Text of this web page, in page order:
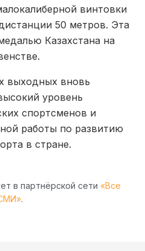
винтовки
50 метров. Эта
Казахстана на
выходных вновь
уровень
спортсменов и
работы по развитию
в стране.
в партнёрской сети «Все
.